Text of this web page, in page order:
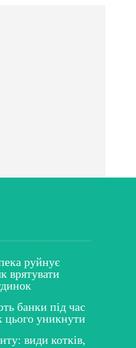
руйнує
врятувати
банки під час
цього уникнути
види котків,